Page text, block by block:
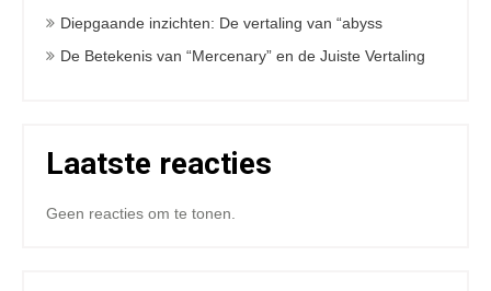
Diepgaande inzichten: De vertaling van “abyss
De Betekenis van “Mercenary” en de Juiste Vertaling
Laatste reacties
Geen reacties om te tonen.